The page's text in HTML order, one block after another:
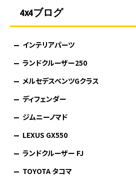
4x4ブログ
インテリアパーツ
ランドクルーザー250
メルセデスベンツGクラス
ディフェンダー
ジムニーノマド
LEXUS GX550
ランドクルーザー FJ
TOYOTA タコマ